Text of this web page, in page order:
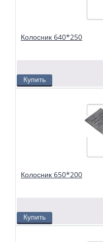
Колосник 640*250
Купить
Колосники чугунные 640*250
твердотопливных водогрейных
топке устойчивый слой
колосников собираются
Колосник 650*200
Купить